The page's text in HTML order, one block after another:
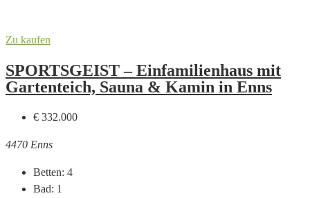
Zu kaufen
SPORTSGEIST – Einfamilienhaus mit
Gartenteich, Sauna & Kamin in Enns
€ 332.000
4470 Enns
Betten: 4
Bad: 1